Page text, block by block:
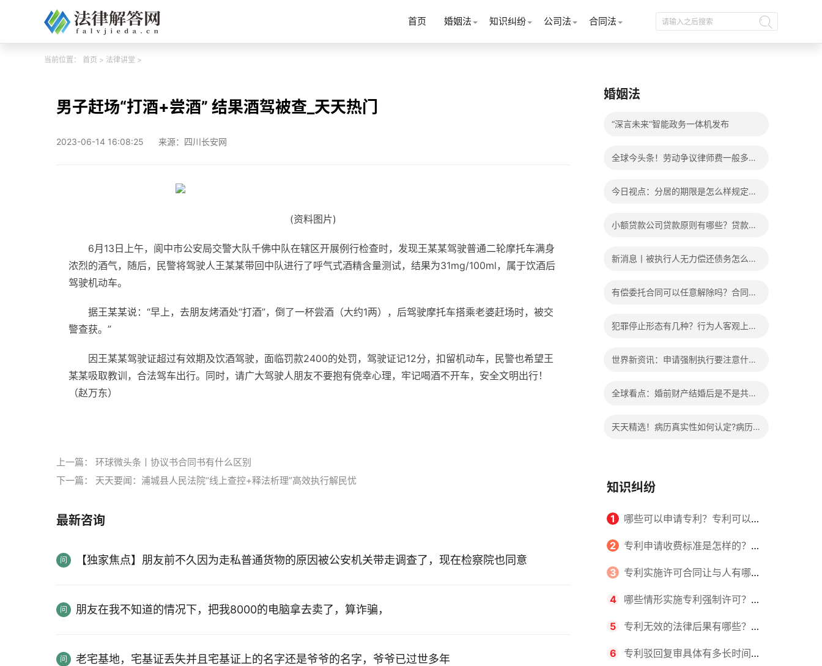
首页 婚姻法 知识纠纷 公司法 合同法
当前位置： 首页 > 法律讲堂 >
男子赶场“打酒+尝酒” 结果酒驾被查_天天热门
2023-06-14 16:08:25 来源：四川长安网
(资料图片)
6月13日上午，阆中市公安局交警大队千佛中队在辖区开展例行检查时，发现王某某驾驶普通二轮摩托车满身
浓烈的酒气，随后，民警将驾驶人王某某带回中队进行了呼气式酒精含量测试，结果为31mg/100ml，属于饮酒后
驾驶机动车。
据王某某说：“早上，去朋友烤酒处“打酒”，倒了一杯尝酒（大约1两），后驾驶摩托车搭乘老婆赶场时，被交
警查获。”
因王某某驾驶证超过有效期及饮酒驾驶，面临罚款2400的处罚，驾驶证记12分，扣留机动车，民警也希望王
某某吸取教训，合法驾车出行。同时，请广大驾驶人朋友不要抱有侥幸心理，牢记喝酒不开车，安全文明出行！
（赵万东）
上一篇： 环球微头条丨协议书合同书有什么区别
下一篇： 天天要闻：浦城县人民法院“线上查控+释法析理”高效执行解民忧
最新咨询
【独家焦点】朋友前不久因为走私普通货物的原因被公安机关带走调查了，现在检察院也同意
朋友在我不知道的情况下，把我8000的电脑拿去卖了，算诈骗，
老宅基地，宅基证丢失并且宅基证上的名字还是爷爷的名字，爷爷已过世多年
婚姻法
“深言未来”智能政务一体机发布
全球今头条！劳动争议律师费一般多少
今日视点：分居的期限是怎么样规定
小额贷款公司贷款原则有哪些？贷款不
新消息丨被执行人无力偿还债务怎么
有偿委托合同可以任意解除吗？合同无
犯罪停止形态有几种？行为人客观上实
世界新资讯：申请强制执行要注意什么
全球看点：婚前财产结婚后是不是共同
天天精选！病历真实性如何认定?病历
知识纠纷
1 哪些可以申请专利？专利可以同
时多个人一起申请吗？
2 专利申请收费标准是怎样的？申
请不同类型的专利所需要的钱不同
3 专利实施许可合同让与人有哪些
主要义务？专利实施许可合同与专利
许可合同有什么区别？
4 哪些情形实施专利强制许可？专
利强制许可的前提条件是什么？
5 专利无效的法律后果有哪些？专
利的无效情形有哪些？
6 专利驳回复审具体有多长时间？